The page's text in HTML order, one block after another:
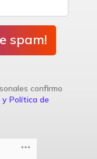
spam!
confirmo
Política de